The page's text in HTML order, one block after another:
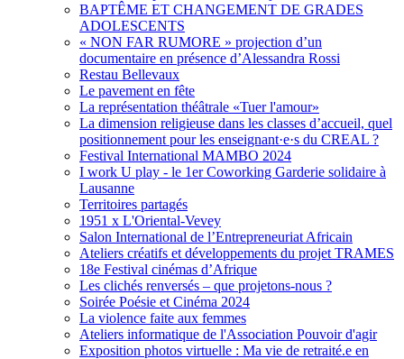
BAPTÊME ET CHANGEMENT DE GRADES
ADOLESCENTS
« NON FAR RUMORE » projection d’un
documentaire en présence d’Alessandra Rossi
Restau Bellevaux
Le pavement en fête
La représentation théâtrale «Tuer l'amour»
La dimension religieuse dans les classes d’accueil, quel
positionnement pour les enseignant·e·s du CREAL ?
Festival International MAMBO 2024
I work U play - le 1er Coworking Garderie solidaire à
Lausanne
Territoires partagés
1951 x L'Oriental-Vevey
Salon International de l’Entrepreneuriat Africain
Ateliers créatifs et développements du projet TRAMES
18e Festival cinémas d’Afrique
Les clichés renversés – que projetons-nous ?
Soirée Poésie et Cinéma 2024
La violence faite aux femmes
Ateliers informatique de l'Association Pouvoir d'agir
Exposition photos virtuelle : Ma vie de retraité.e en